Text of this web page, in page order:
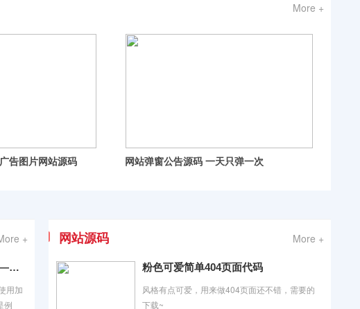
More +
告源码 一天只弹一次 漂亮的赞助打赏单页html5源码
+
个人使用vpn"翻墙"是否违法？——基于规范性法律文件、案例以及相关计算机技术的分析与讨论
用加
例
网站源码 More +
粉色可爱简单404页面代码
风格有点可爱，用来做404页面还不错，需要的
下载~